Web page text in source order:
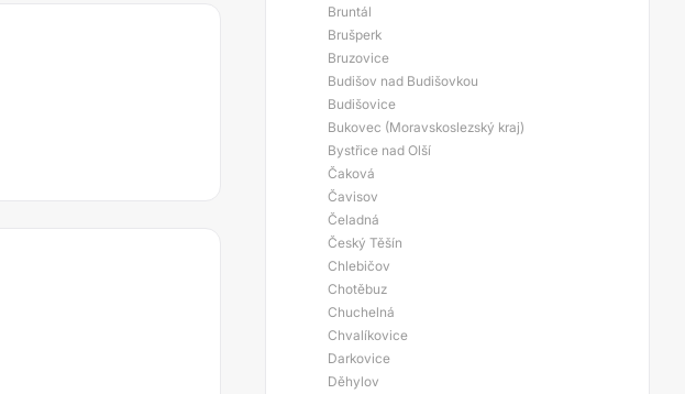
Bruntál
Brušperk
Bruzovice
Budišov nad Budišovkou
Budišovice
Bukovec (Moravskoslezský kraj)
Bystřice nad Olší
Čaková
Čavisov
Čeladná
Český Těšín
Chlebičov
Chotěbuz
Chuchelná
Chvalíkovice
Darkovice
Děhylov